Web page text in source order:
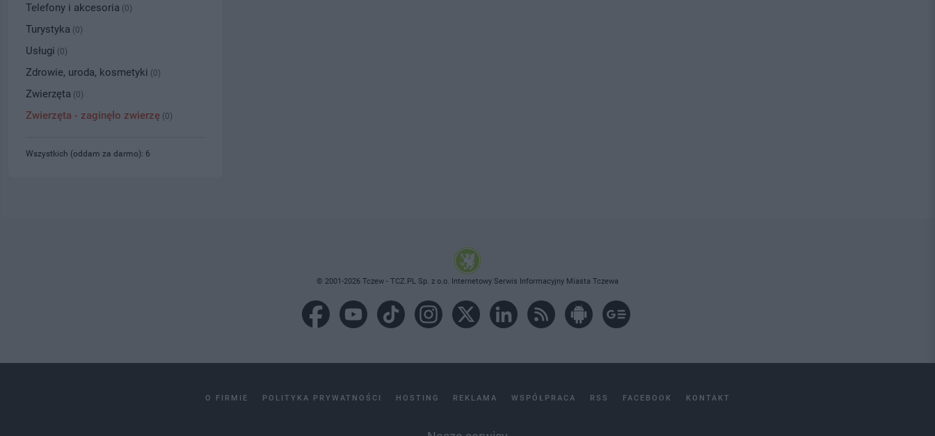
Telefony i akcesoria (0)
Turystyka (0)
Usługi (0)
Zdrowie, uroda, kosmetyki (0)
Zwierzęta (0)
Zwierzęta - zaginęło zwierzę (0)
Wszystkich (oddam za darmo): 6
© 2001-2026 Tczew - TCZ.PL Sp. z o.o. Internetowy Serwis Informacyjny Miasta Tczewa
O FIRMIE POLITYKA PRYWATNOŚCI HOSTING REKLAMA WSPÓŁPRACA RSS FACEBOOK KONTAKT